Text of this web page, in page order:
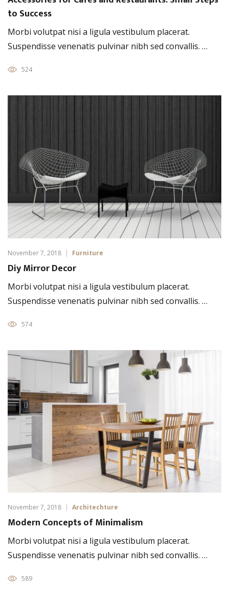
to Success
Morbi volutpat nisi a ligula vestibulum placerat.
Suspendisse venenatis pulvinar nibh sed convallis. …
524
November 7, 2018 Furniture
Diy Mirror Decor
Morbi volutpat nisi a ligula vestibulum placerat.
Suspendisse venenatis pulvinar nibh sed convallis. …
574
November 7, 2018 Architechture
Modern Concepts of Minimalism
Morbi volutpat nisi a ligula vestibulum placerat.
Suspendisse venenatis pulvinar nibh sed convallis. …
589